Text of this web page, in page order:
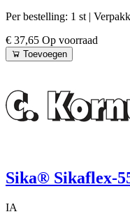
Per bestelling: 1 st |
€ 37,65 Op voorraad
Toevoegen
Sika® Sikaflex-
IA